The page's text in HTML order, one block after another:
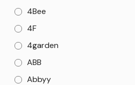
4Bee
4F
4garden
ABB
Abbyy